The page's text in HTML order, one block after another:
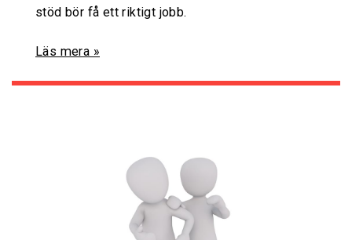
stöd bör få ett riktigt jobb.
Läs mera »